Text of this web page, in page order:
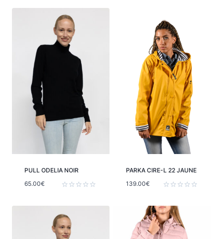
PULL ODELIA NOIR
5
65.00€
PARKA CIRE-L 22 JAUNE
sur
5
139.00€